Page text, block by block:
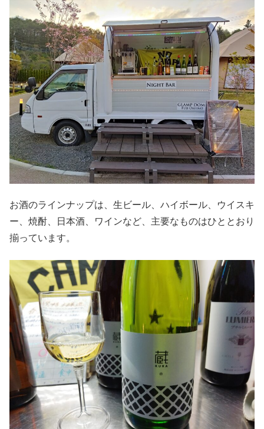
お酒のラインナップは、生ビール、ハイボール、ウイスキ
ー、焼酎、日本酒、ワインなど、主要なものはひととおり
揃っています。